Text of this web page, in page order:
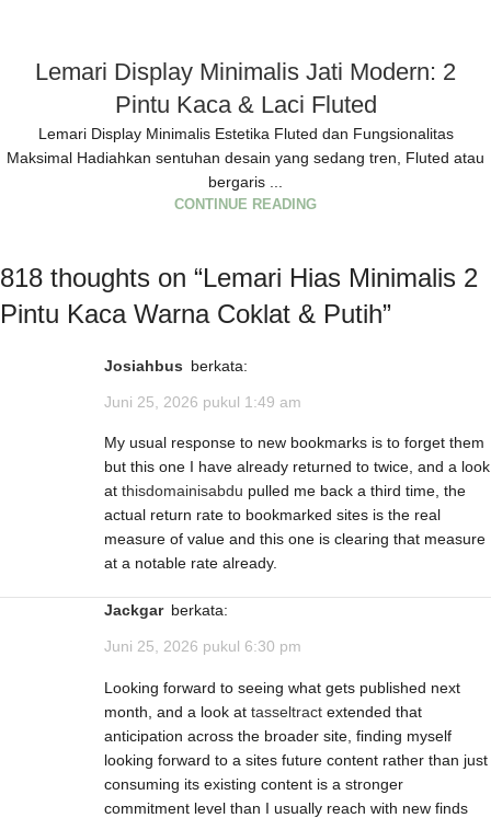
Lemari Display Minimalis Jati Modern: 2
Pintu Kaca & Laci Fluted
Lemari Display Minimalis Estetika Fluted dan Fungsionalitas
Maksimal Hadiahkan sentuhan desain yang sedang tren, Fluted atau
bergaris ...
CONTINUE READING
818 thoughts on “Lemari Hias Minimalis 2
Pintu Kaca Warna Coklat & Putih”
Josiahbus berkata:
Juni 25, 2026 pukul 1:49 am
My usual response to new bookmarks is to forget them
but this one I have already returned to twice, and a look
at thisdomainisabdu pulled me back a third time, the
actual return rate to bookmarked sites is the real
measure of value and this one is clearing that measure
at a notable rate already.
Jackgar berkata:
Juni 25, 2026 pukul 6:30 pm
Looking forward to seeing what gets published next
month, and a look at tasseltract extended that
anticipation across the broader site, finding myself
looking forward to a sites future content rather than just
consuming its existing content is a stronger
commitment level than I usually reach with new finds